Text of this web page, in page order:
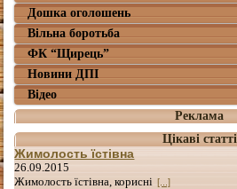
Дошка оголошень
Вільна боротьба
ФК “Щирець”
Новини ДПІ
Відео
Реклама
Цікаві статті
Жимолость їстівна
26.09.2015
Жимолость їстівна, корисні [...]